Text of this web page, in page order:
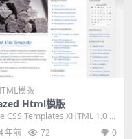
模版
Html模版
CSS Templates,XHTML 1.0 St
年前 72 0